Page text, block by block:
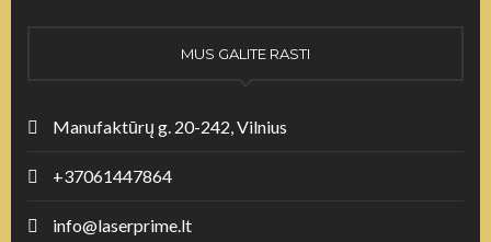
MUS GALITE RASTI
Manufaktūrų g. 20-242, Vilnius
+37061447864
info@laserprime.lt